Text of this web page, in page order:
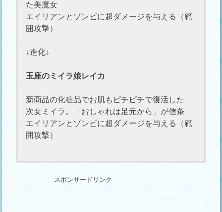
た美魔女
エイリアンとゾンビに超ダメージを与える（範
囲攻撃）
↓進化↓
玉座のミイラ娘レイカ
新商品の化粧品でお肌もピチピチで復活した
次女ミイラ。「おしゃれは足元から」が信条
エイリアンとゾンビに超ダメージを与える（範
囲攻撃）
スポンサードリンク